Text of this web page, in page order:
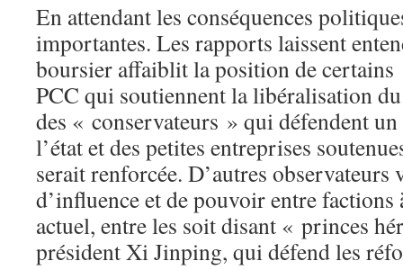
En attendant les conséquences
importantes. Les rapports laissent
boursier affaiblit la position de
PCC qui soutiennent la libéralisation
des « conservateurs » qui défendent
l’état et des petites entreprises
serait renforcée. D’autres observateurs
d’influence et de pouvoir entre
actuel, entre les soit disant « princes
président Xi Jinping, qui défend les